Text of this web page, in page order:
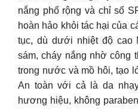
nắng phổ rộng và chỉ số
hoàn hảo khỏi tác hại của
tục, dù dưới nhiệt độ cao
sám, cháy nắng nhờ công
trong nước và mồ hôi, tạo
An toàn với cả là da
hương hiệu, không